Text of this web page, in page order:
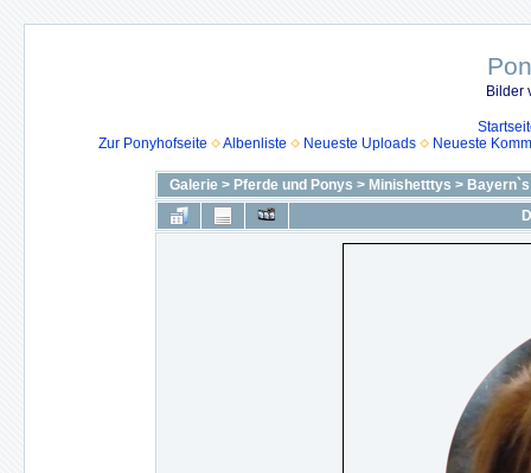
Bilder
Zur Ponyhofseite
Albenliste Neueste Uploads Neueste
Galerie > Pferde und Ponys > Minishetttys >